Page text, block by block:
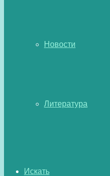
Новости
Литература
Искать